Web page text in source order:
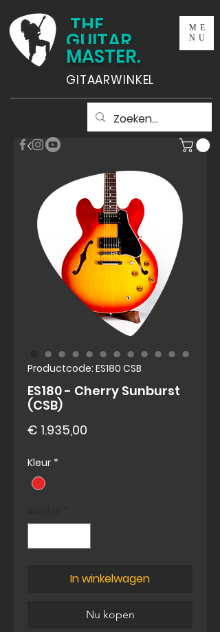
THE
GUITAR
MASTER.
GITAARWINKEL
ME
NU
Productcode: ES180 CSB
ES180 - Cherry Sunburst
(CSB)
€ 1.935,00
Kleur *
In winkelwagen
Nu kopen